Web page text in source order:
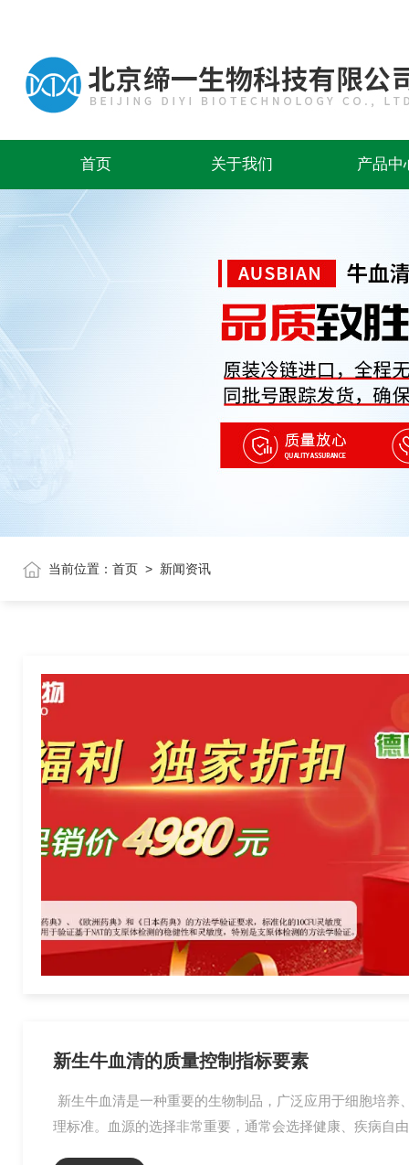
首页 关于我们 产品中
当前位置： 首页 > 新闻资讯
新生牛血清的质量控制指标要素
新生牛血清是一种重要的生物制品，广泛应用于细胞培
理标准。血源的选择非常重要，通常会选择健康、疾病自